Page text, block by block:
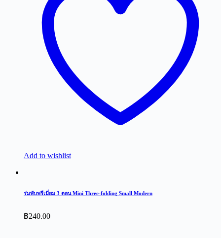
Add to wishlist
ร่มพับพรีเมี่ยม 3 ตอน Mini Three-folding Small Modern
฿240.00